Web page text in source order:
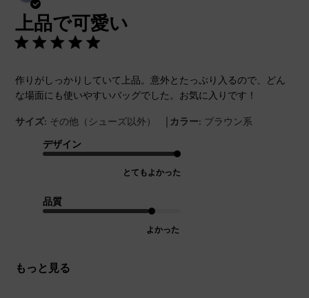
上品で可愛い
作りがしっかりしていて上品。意外とたっぷり入るので、どん
な場面にも使いやすいバッグでした。お気に入りです！
サイズ: その他（シューズ以外） | カラー: ブラウン系
デザイン
とてもよかった
品質
よかった
もっと見る